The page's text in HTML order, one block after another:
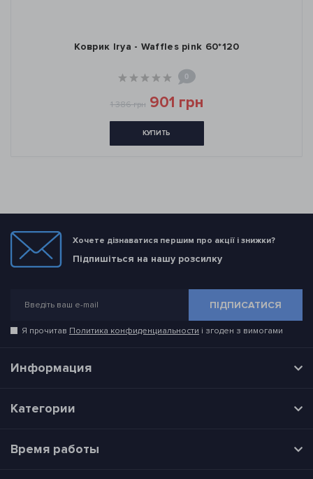
Коврик Irya - Waffles pink 60*120
0
1 386 грн 901 грн
КУПИТЬ
Хочете дізнаватися першим про акції і знижки?
Підпишіться на нашу розсилку
ПІДПИСАТИСЯ
Я прочитав Политика конфиденциальности і згоден з вимогами
Информация
Категории
Время работы